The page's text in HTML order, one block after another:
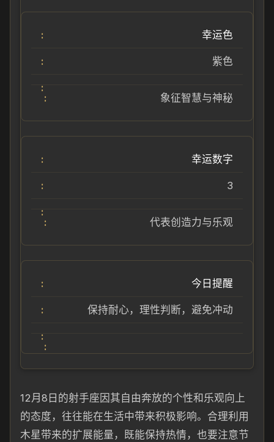
幸运色
紫色
象征智慧与神秘
幸运数字
3
代表创造力与乐观
今日提醒
保持耐心，理性判断，避免冲动
12月8日的射手座因其自由奔放的个性和乐观向上
的态度，往往能在生活中带来积极影响。合理利用
木星带来的扩展能量，既能保持热情，也要注意节